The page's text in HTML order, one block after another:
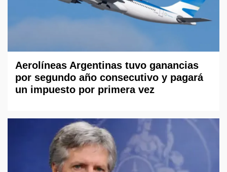
Aerolíneas Argentinas tuvo ganancias
por segundo año consecutivo y pagará
un impuesto por primera vez